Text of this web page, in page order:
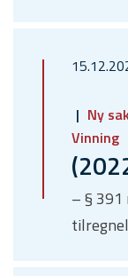
Ny
Vinning
– §